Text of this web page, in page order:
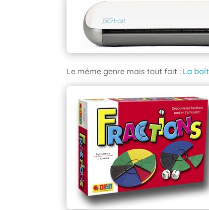
Le même genre mais tout fait : La